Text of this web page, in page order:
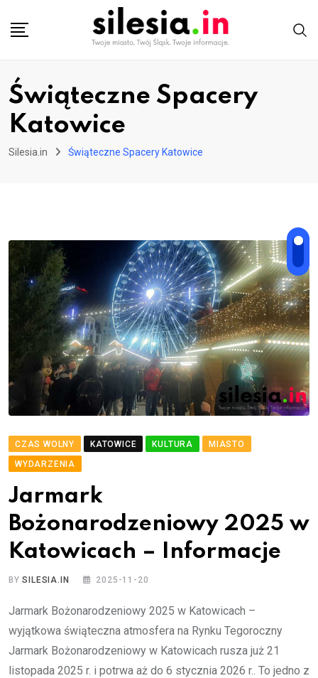
Świąteczne Spacery
Katowice
Silesia.in Świąteczne Spacery Katowice
CZAS WOLNY KATOWICE KULTURA
MIASTO
WYDARZENIA
Jarmark
Bożonarodzeniowy 2025 w
Katowicach – Informacje
BYSILESIA.IN 2025-11-20
Jarmark Bożonarodzeniowy 2025 w Katowicach –
wyjątkowa świąteczna atmosfera na Rynku Tegoroczny
Jarmark Bożonarodzeniowy w Katowicach rusza już 21
listopada 2025 r. i potrwa aż do 6 stycznia 2026 r.. To jedno z